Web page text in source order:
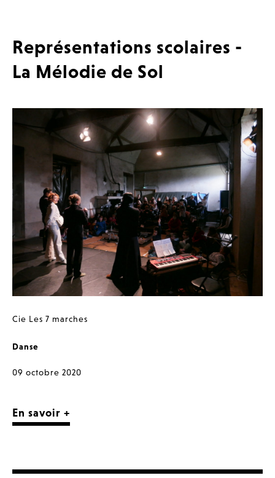
Représentations scolaires -
La Mélodie de Sol
Cie Les 7 marches
Danse
09 octobre 2020
En savoir +